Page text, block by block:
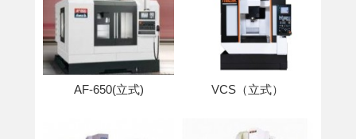
AF-650(立式) VCS（立式）